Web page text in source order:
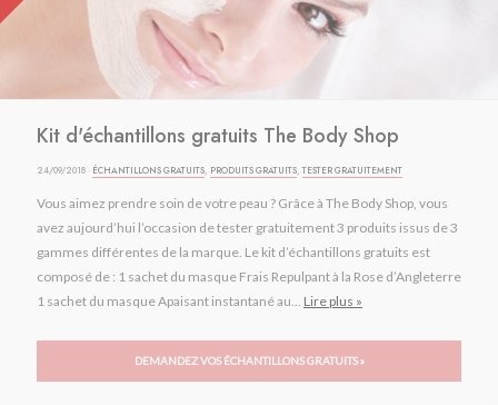
Kit d'échantillons gratuits The Body Shop
24/09/2018 · ÉCHANTILLONS GRATUITS, PRODUITS GRATUITS,TESTER GRATUITEMENT
Vous aimez prendre soin de votre peau ? Grâce à The Body Shop, vous
avez aujourd’hui l’occasion de tester gratuitement 3 produits issus de 3
gammes différentes de la marque. Le kit d’échantillons gratuits est
composé de : 1 sachet du masque Frais Repulpant à la Rose d’Angleterre
1 sachet du masque Apaisant instantané au... Lire plus »
DEMANDEZ VOS ÉCHANTILLONS GRATUITS »